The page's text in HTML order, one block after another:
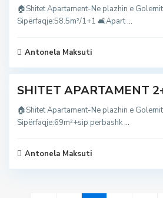
🏠Shitet Apartament-Ne plazhin e
Sipërfaqje:58.5m²/1+1 🛋Apart...
Antonela Maksuti
e
m
,
l
e
m
SHITET APARTAMENT
🏠Shitet Apartament-Ne plazhin e
Sipërfaqje:69m²+sip perbashk...
Antonela Maksuti